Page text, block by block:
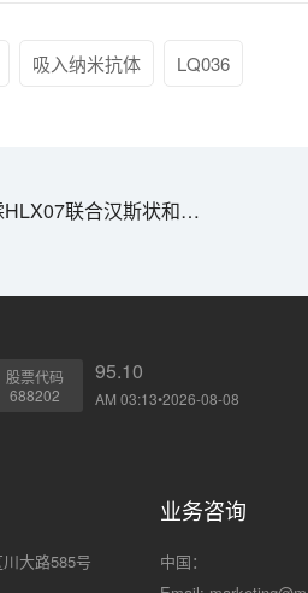
吸入纳米抗体 LQ036
和化疗获批在澳洲开展鳞状非小细胞肺临床 | 1分钟药闻速览
股票代码
688202
95.10
AM 03:13•2026-08-08
大路585号
业务咨询
中国：